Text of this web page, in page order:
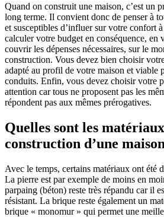
Quand on construit une maison, c’est un
long terme. Il convient donc de penser à
et susceptibles d’influer sur votre confort
calculer votre budget en conséquence, en
couvrir les dépenses nécessaires, sur le
construction. Vous devez bien choisir
adapté au profil de votre maison et viable
conduits. Enfin, vous devez choisir votre
attention car tous ne proposent pas les
répondent pas aux mêmes prérogatives.
Quelles sont les
construction d’une
Avec le temps, certains matériaux ont été
La pierre est par exemple de moins en
parpaing (béton) reste très répandu car il
résistant. La brique reste également un
brique « monomur » qui permet une